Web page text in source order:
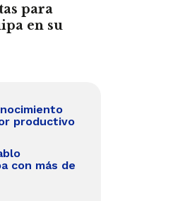
para
en su
productivo
con más de